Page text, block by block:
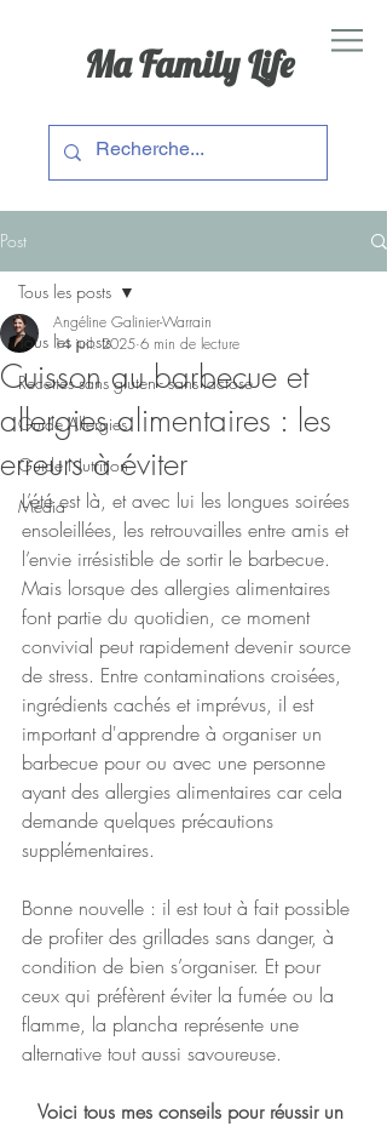
Ma Family Life
Post
Tous les posts
Recettes sans gluten - sans lactose
Guide Allergies
Guide Nutrition
Média
Tous les posts
Cuisson au barbecue et
allergies alimentaires : les
erreurs à éviter
Angéline Galinier-Warrain
14 juil. 2025 6 min de lecture
L’été est là, et avec lui les longues soirées
ensoleillées, les retrouvailles entre amis et
l’envie irrésistible de sortir le barbecue.
Mais lorsque des allergies alimentaires
font partie du quotidien, ce moment
convivial peut rapidement devenir source
de stress. Entre contaminations croisées,
ingrédients cachés et imprévus, il est
important d'apprendre à organiser un
barbecue pour ou avec une personne
ayant des allergies alimentaires car cela
demande quelques précautions
supplémentaires.
Bonne nouvelle : il est tout à fait possible
de profiter des grillades sans danger, à
condition de bien s’organiser. Et pour
ceux qui préfèrent éviter la fumée ou la
flamme, la plancha représente une
alternative tout aussi savoureuse.
Voici tous mes conseils pour réussir un